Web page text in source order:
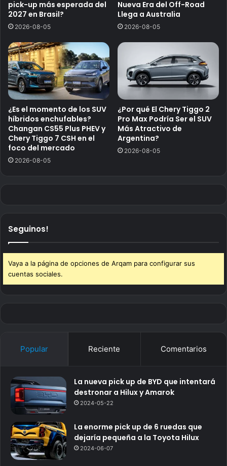
pick-up más esperada del
2027 en Brasil?
2026-08-05
Nueva Era del Off-Road
Llega a Australia
2026-08-05
¿Es el momento de los SUV
híbridos enchufables?
Changan CS55 Plus PHEV y
Chery Tiggo 7 CSH en el
foco del mercado
2026-08-05
¿Por qué El Chery Tiggo 2
Pro Max Podría Ser el SUV
Más Atractivo de
Argentina?
2026-08-05
Seguinos!
Vaya a la página de opciones de Arqam para configurar sus
cuentas sociales.
Popular Reciente Comentarios
La nueva pick up de BYD que intentará
destronar a Hilux y Amarok
2024-05-22
La enorme pick up de 6 ruedas que
dejaría pequeña a la Toyota Hilux
2024-06-07